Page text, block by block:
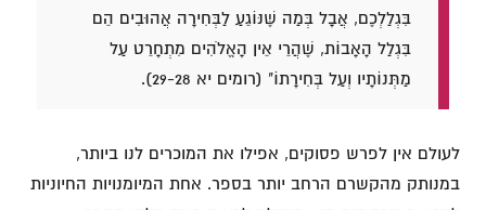
בִּגְלַלְכֶם, אֲבָל בְּמַה שֶּׁנּוֹגֵעַ לַבְּחִירָה אֲהוּבִים הֵם
בִּגְלַל הָאָבוֹת, שֶׁהֲרֵי אֵין הָאֱלֹהִים מִתְחָרֵט עַל
מַתְּנוֹתָיו וְעַל בְּחִירָתוֹ" (רומים יא 29-28).
לעולם אין לפרש פסוקים, אפילו את המוכרים לנו ביותר,
במנותק מהקשרם הרחב יותר בספר. אחת המיומנויות החיוניות